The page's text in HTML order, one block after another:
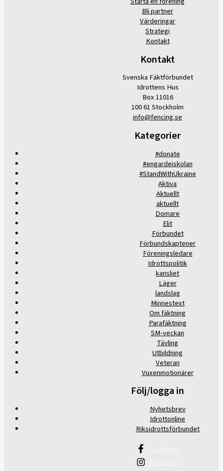
Bli partner
Värderingar
Strategi
Kontakt
Kontakt
Svenska Fäktförbundet
Idrottens Hus
Box 11016
100 61 Stockholm
info@fencing.se
Kategorier
#donate
#engardeiskolan
#StandWithUkraine
Aktiva
Aktuellt
aktuellt
Domare
Elit
Förbundet
Förbundskaptener
Föreningsledare
Idrottspolitik
kansliet
Läger
landslag
Minnestext
Om fäktning
Parafäktning
SM-veckan
Tävling
Utbildning
Veteran
Vuxenmotionärer
Följ/logga in
Nyhetsbrev
Idrottonline
Riksidrottsförbundet